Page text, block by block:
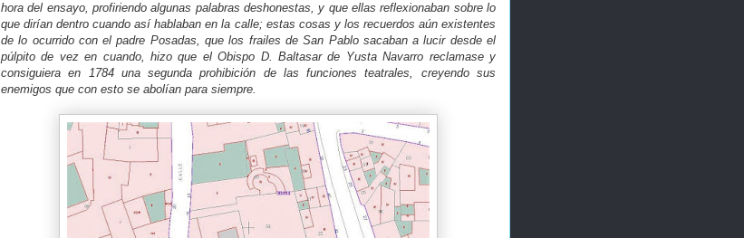
hora del ensayo, profiriendo algunas palabras deshonestas, y que ellas reflexionaban sobre lo
que dirían dentro cuando así hablaban en la calle; estas cosas y los recuerdos aún existentes
de lo ocurrido con el padre Posadas, que los frailes de San Pablo sacaban a lucir desde el
púlpito de vez en cuando, hizo que el Obispo D. Baltasar de Yusta Navarro reclamase y
consiguiera en 1784 una segunda prohibición de las funciones teatrales, creyendo sus
enemigos que con esto se abolían para siempre.